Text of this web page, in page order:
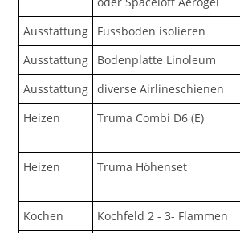
Ausstattung
Fussboden isolieren
Ausstattung
Bodenplatte Linoleum
Ausstattung
diverse Airlineschienen
Heizen
Truma Combi D6 (E)
Heizen Truma Höhenset
Kochen
Kochfeld 2 - 3- Flammen